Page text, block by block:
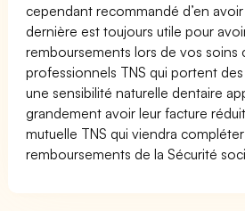
cependant recommandé d’en
dernière est toujours utile pour
remboursements lors de vos soins
professionnels TNS qui portent
une sensibilité naturelle dentaire
grandement avoir leur facture
mutuelle TNS qui viendra
remboursements de la Sécurité